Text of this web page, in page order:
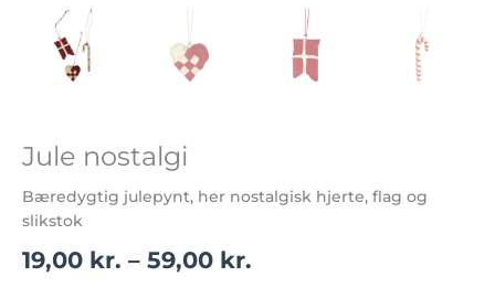
Jule nostalgi
Bæredygtig julepynt, her nostalgisk hjerte, flag og
slikstok
19,00 kr. – 59,00 kr.